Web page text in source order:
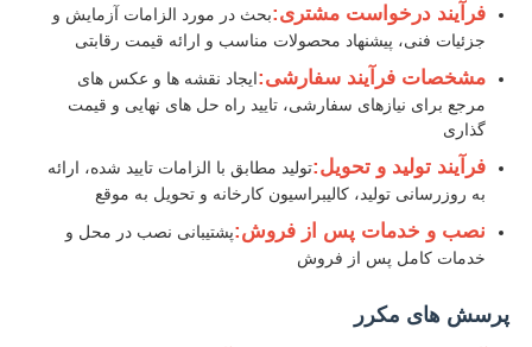
فرآیند درخواست مشتری:بحث در مورد الزامات آزمایش و
جزئیات فنی، پیشنهاد محصولات مناسب و ارائه قیمت رقابتی
مشخصات فرآیند سفارشی:ایجاد نقشه ها و عکس های
مرجع برای نیازهای سفارشی، تایید راه حل های نهایی و قیمت
گذاری
فرآیند تولید و تحویل:تولید مطابق با الزامات تایید شده، ارائه
به روزرسانی تولید، کالیبراسیون کارخانه و تحویل به موقع
نصب و خدمات پس از فروش:پشتیبانی نصب در محل و
خدمات کامل پس از فروش
پرسش های مکرر